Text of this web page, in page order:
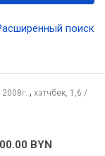
поиск
2008г. , хэтчбек, 1,6 /
BYN